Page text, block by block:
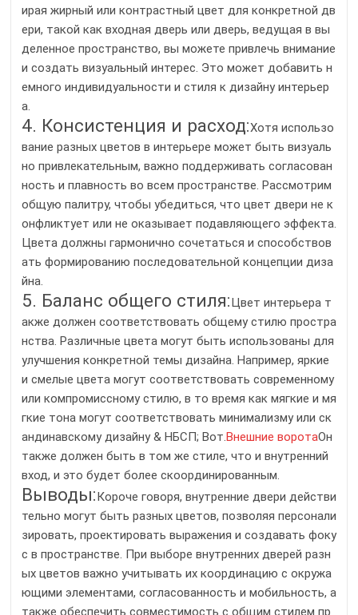
ирая жирный или контрастный цвет для конкретной дв
ери, такой как входная дверь или дверь, ведущая в вы
деленное пространство, вы можете привлечь внимание
и создать визуальный интерес. Это может добавить н
емного индивидуальности и стиля к дизайну интерьер
а.
4. Консистенция и расход:Хотя использо
вание разных цветов в интерьере может быть визуаль
но привлекательным, важно поддерживать согласован
ность и плавность во всем пространстве. Рассмотрим
общую палитру, чтобы убедиться, что цвет двери не к
онфликтует или не оказывает подавляющего эффекта.
Цвета должны гармонично сочетаться и способствов
ать формированию последовательной концепции диза
йна.
5. Баланс общего стиля: Цвет интерьера т
акже должен соответствовать общему стилю простра
нства. Различные цвета могут быть использованы для
улучшения конкретной темы дизайна. Например, яркие
и смелые цвета могут соответствовать современному
или компромиссному стилю, в то время как мягкие и мя
гкие тона могут соответствовать минимализму или ск
андинавскому дизайну & НБСП; Вот.Внешние воротаОн
также должен быть в том же стиле, что и внутренний
вход, и это будет более скоординированным.
Выводы: Короче говоря, внутренние двери действи
тельно могут быть разных цветов, позволяя персонали
зировать, проектировать выражения и создавать фоку
с в пространстве. При выборе внутренних дверей разн
ых цветов важно учитывать их координацию с окружа
ющими элементами, согласованность и мобильность, а